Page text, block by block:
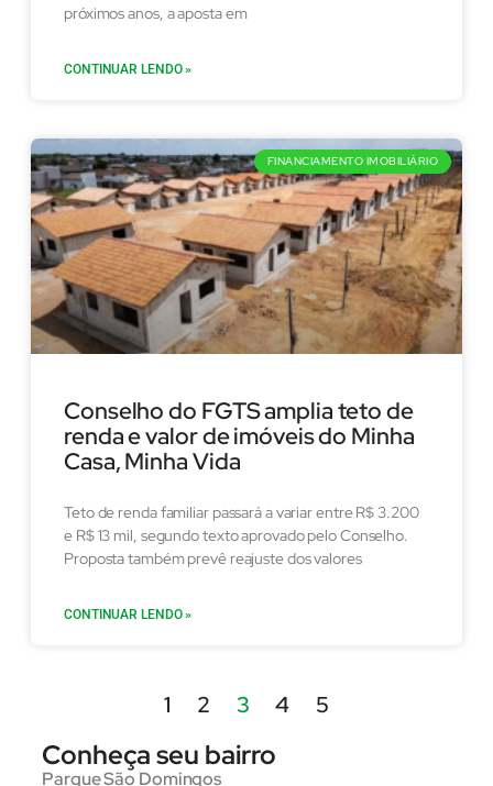
próximos anos, a aposta em
CONTINUAR LENDO »
FINANCIAMENTO IMOBILIÁRIO
Conselho do FGTS amplia teto de
renda e valor de imóveis do Minha
Casa, Minha Vida
Teto de renda familiar passará a variar entre R$ 3.200
e R$ 13 mil, segundo texto aprovado pelo Conselho.
Proposta também prevê reajuste dos valores
CONTINUAR LENDO »
1 2 3 4 5
Conheça seu bairro
Parque São Domingos